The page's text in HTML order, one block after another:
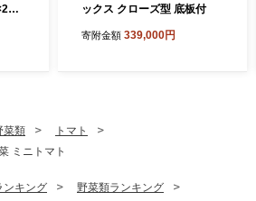
本
ン
ックス クローズ型 底板付
寄附金額 339,000円
菜類
トマト
ミニトマト
ンキング 野菜類ランキング